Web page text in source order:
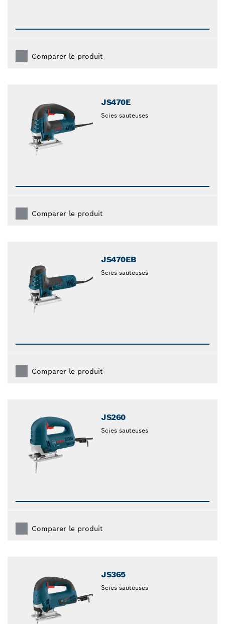
Comparer le produit
JS470E
Scies sauteuses
Comparer le produit
JS470EB
Scies sauteuses
Comparer le produit
JS260
Scies sauteuses
Comparer le produit
JS365
Scies sauteuses